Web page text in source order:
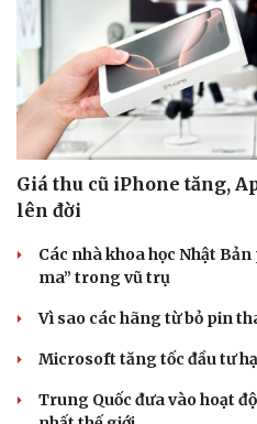
Giá thu cũ iPhone tăng,
lên đời
Các nhà khoa học Nhật
ma” trong vũ trụ
Vì sao các hãng từ bỏ pin
Microsoft tăng tốc đầu tư
Trung Quốc đưa vào hoạt